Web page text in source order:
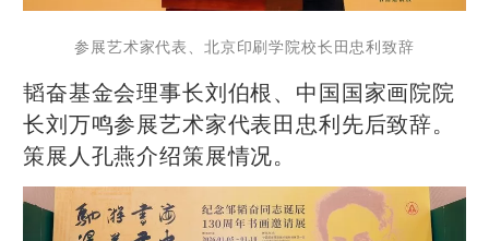
参展艺术家代表、北京印刷学院校长田忠利致辞
韬奋基金会理事长刘伯根、中国国家画院院
长刘万鸣参展艺术家代表田忠利先后致辞。
策展人孔燕介绍策展情况。